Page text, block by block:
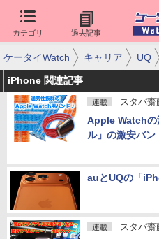
カテゴリ 過去記事
ケータイWatch キャリア UQ
iPhone 関連記事
連載 スタパ齋
Apple Watchの
ル」の激安バン
auとUQの「
連載 スタパ齋